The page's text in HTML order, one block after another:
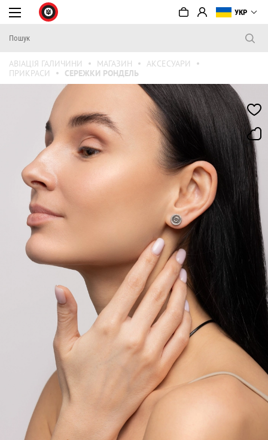
УКР
АВІАЦІЯ ГАЛИЧИНИ МАГАЗИН
АКСЕСУАРИ
ПРИКРАСИ
СЕРЕЖКИ РОНДЕЛЬ